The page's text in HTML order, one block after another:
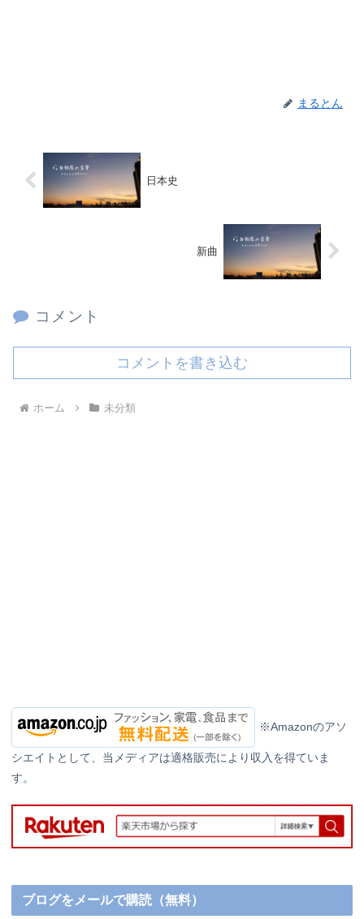
まるとん
日本史
新曲
コメント
コメントを書き込む
ホーム 未分類
※Amazonのアソ
シエイトとして、当メディアは適格販売により収入を得ていま
す。
ブログをメールで購読（無料）